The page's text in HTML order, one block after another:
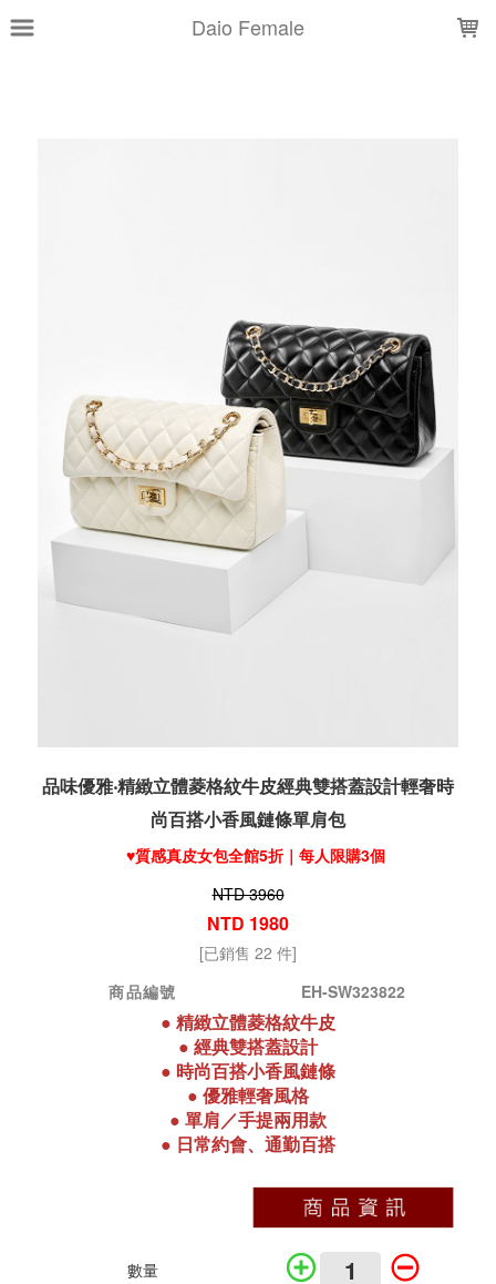
Daio Female
品味優雅‧精緻立體菱格紋牛皮經典雙搭蓋設計輕奢時
尚百搭小香風鏈條單肩包
♥️質感真皮女包全館5折｜每人限購3個
NTD 3960
NTD 1980
[已銷售 22 件]
商品編號
EH-SW323822
● 精緻立體菱格紋牛皮
● 經典雙搭蓋設計
● 時尚百搭小香風鏈條
● 優雅輕奢風格
● 單肩／手提兩用款
● 日常約會、通勤百搭
數量